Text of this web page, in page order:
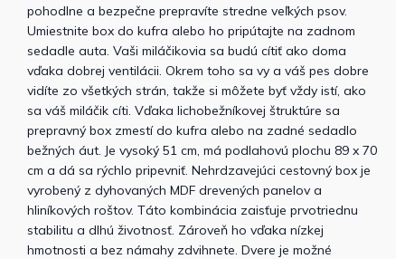
pohodlne a bezpečne prepravíte stredne veľkých psov.
Umiestnite box do kufra alebo ho pripútajte na zadnom
sedadle auta. Vaši miláčikovia sa budú cítiť ako doma
vďaka dobrej ventilácii. Okrem toho sa vy a váš pes dobre
vidíte zo všetkých strán, takže si môžete byť vždy istí, ako
sa váš miláčik cíti. Vďaka lichobežníkovej štruktúre sa
prepravný box zmestí do kufra alebo na zadné sedadlo
bežných áut. Je vysoký 51 cm, má podlahovú plochu 89 x 70
cm a dá sa rýchlo pripevniť. Nehrdzavejúci cestovný box je
vyrobený z dyhovaných MDF drevených panelov a
hliníkových roštov. Táto kombinácia zaisťuje prvotriednu
stabilitu a dlhú životnosť. Zároveň ho vďaka nízkej
hmotnosti a bez námahy zdvihnete. Dvere je možné